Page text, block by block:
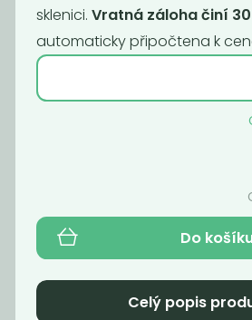
čokoláda
Oblíbené
sklenici. Vratná záloha činí 30
automaticky připočtena k
Do
Celý popis